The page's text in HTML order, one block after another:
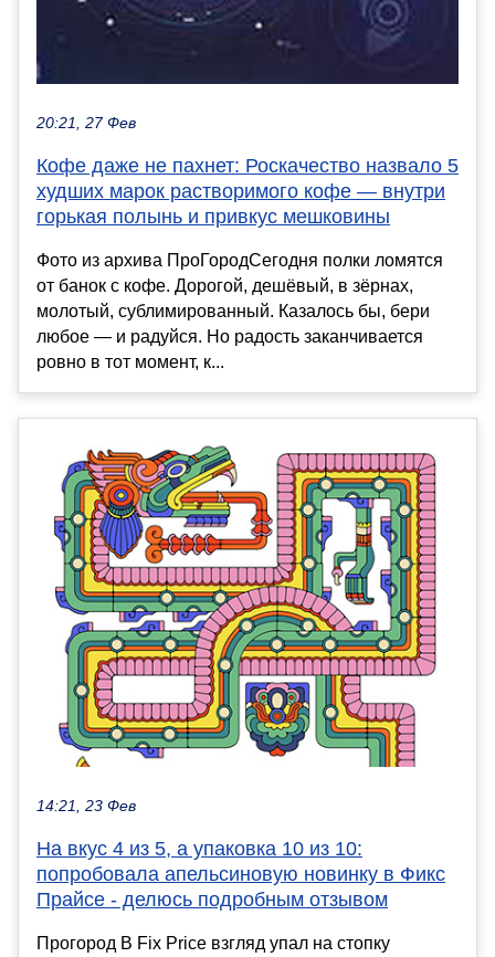
20:21, 27 Фев
Кофе даже не пахнет: Роскачество назвало 5
худших марок растворимого кофе — внутри
горькая полынь и привкус мешковины
Фото из архива ПроГородСегодня полки ломятся
от банок с кофе. Дорогой, дешёвый, в зёрнах,
молотый, сублимированный. Казалось бы, бери
любое — и радуйся. Но радость заканчивается
ровно в тот момент, к...
14:21, 23 Фев
На вкус 4 из 5, а упаковка 10 из 10:
попробовала апельсиновую новинку в Фикс
Прайсе - делюсь подробным отзывом
Прогород В Fix Price взгляд упал на стопку